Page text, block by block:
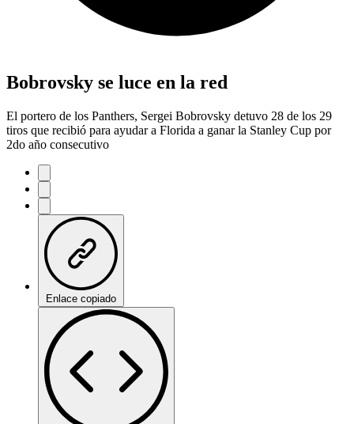
Bobrovsky se luce en la red
El portero de los Panthers, Sergei Bobrovsky detuvo 28 de los 29
tiros que recibió para ayudar a Florida a ganar la Stanley Cup por
2do año consecutivo
Enlace copiado